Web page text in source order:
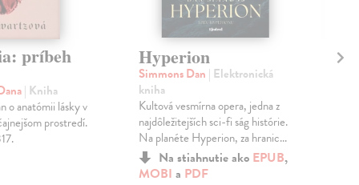
príbeh
| Kniha
o anatómii lásky v
prostredí.
Hyperion
Simmons Dan | Elektronická
kniha
Kultová vesmírna opera, jedna z
najdôležitejších sci-fi ság histórie.
Na planéte Hyperion, za hranic...
Na stiahnutie ako EPUB,
MOBI a PDF